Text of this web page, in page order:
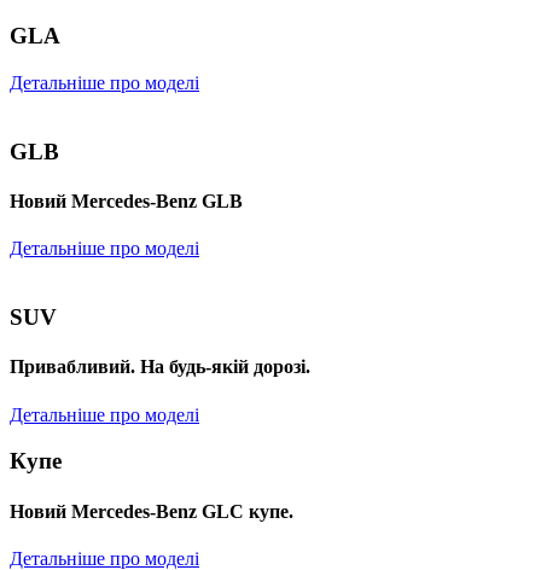
GLA
Детальніше про моделі
GLB
Новий Mercedes-Benz GLB
Детальніше про моделі
SUV
Привабливий. На будь-якій дорозі.
Детальніше про моделі
Купе
Новий Mercedes-Benz GLС купе.
Детальніше про моделі